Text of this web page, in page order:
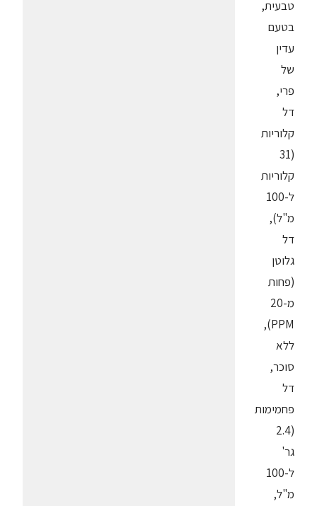
טבעית,
בטעם
עדין
של
פרי,
דל
קלוריות
(31
קלוריות
ל-100
מ"ל),
דל
גלוטן
(פחות
מ-20
PPM),
ללא
סוכר,
דל
פחמימות
(2.4
גר'
ל-100
מ"ל,